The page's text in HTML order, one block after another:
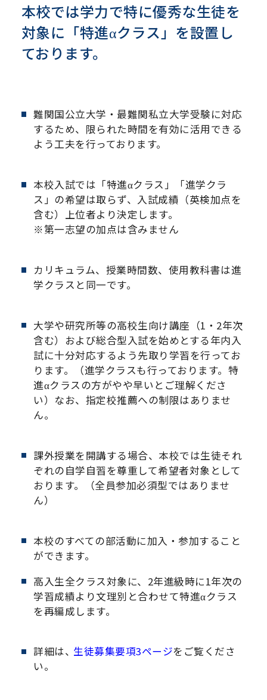
本校では学力で特に優秀な生徒を
対象に「特進αクラス」を設置し
ております。
難関国公立大学・最難関私立大学受験に対応
するため、限られた時間を有効に活用できる
よう工夫を行っております。
本校入試では「特進αクラス」「進学クラ
ス」の希望は取らず、入試成績（英検加点を
含む）上位者より決定します。
※第一志望の加点は含みません
カリキュラム、授業時間数、使用教科書は進
学クラスと同一です。
大学や研究所等の高校生向け講座（1・2年次
含む）および総合型入試を始めとする年内入
試に十分対応するよう先取り学習を行ってお
ります。（進学クラスも行っております。特
進αクラスの方がやや早いとご理解くださ
い）なお、指定校推薦への制限はありませ
ん。
課外授業を開講する場合、本校では生徒それ
ぞれの自学自習を尊重して希望者対象として
おります。（全員参加必須型ではありませ
ん）
本校のすべての部活動に加入・参加すること
ができます。
高入生全クラス対象に、2年進級時に1年次の
学習成績より文理別と合わせて特進αクラス
を再編成します。
詳細は、生徒募集要項3ページをご覧くださ
い。